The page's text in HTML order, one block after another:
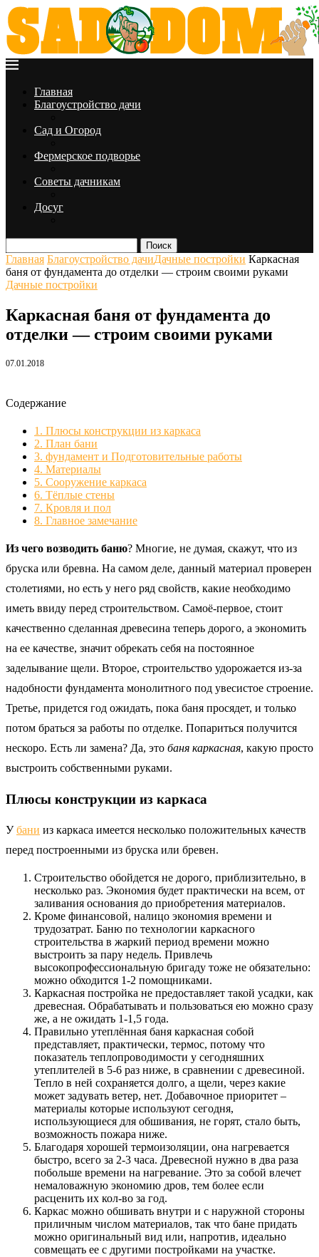
Главная
Благоустройство дачи
Сад и Огород
Фермерское подворье
Советы дачникам
Досуг
Поиск
Главная Благоустройство дачиДачные постройки Каркасная
баня от фундамента до отделки — строим своими руками
Дачные постройки
Каркасная баня от фундамента до
отделки — строим своими руками
07.01.2018
Содержание
1. Плюсы конструкции из каркаса
2. План бани
3. фундамент и Подготовительные работы
4. Материалы
5. Сооружение каркаса
6. Тёплые стены
7. Кровля и пол
8. Главное замечание
Из чего возводить баню? Многие, не думая, скажут, что из
бруска или бревна. На самом деле, данный материал проверен
столетиями, но есть у него ряд свойств, какие необходимо
иметь ввиду перед строительством. Самоё-первое, стоит
качественно сделанная древесина теперь дорого, а экономить
на ее качестве, значит обрекать себя на постоянное
заделывание щели. Второе, строительство удорожается из-за
надобности фундамента монолитного под увесистое строение.
Третье, придется год ожидать, пока баня просядет, и только
потом браться за работы по отделке. Попариться получится
нескоро. Есть ли замена? Да, это баня каркасная, какую просто
выстроить собственными руками.
Плюсы конструкции из каркаса
Убани из каркаса имеется несколько положительных качеств
перед построенными из бруска или бревен.
Строительство обойдется не дорого, приблизительно, в
несколько раз. Экономия будет практически на всем, от
заливания основания до приобретения материалов.
Кроме финансовой, налицо экономия времени и
трудозатрат. Баню по технологии каркасного
строительства в жаркий период времени можно
выстроить за пару недель. Привлечь
высокопрофессиональную бригаду тоже не обязательно:
можно обходится 1-2 помощниками.
Каркасная постройка не предоставляет такой усадки, как
древесная. Обрабатывать и пользоваться ею можно сразу
же, а не ожидать 1-1,5 года.
Правильно утеплённая баня каркасная собой
представляет, практически, термос, потому что
показатель теплопроводимости у сегодняшних
утеплителей в 5-6 раз ниже, в сравнении с древесиной.
Тепло в ней сохраняется долго, а щели, через какие
может задувать ветер, нет. Добавочное приоритет –
материалы которые используют сегодня,
использующиеся для обшивания, не горят, стало быть,
возможность пожара ниже.
Благодаря хорошей термоизоляции, она нагревается
быстро, всего за 2-3 часа. Древесной нужно в два раза
побольше времени на нагревание. Это за собой влечет
немаловажную экономию дров, тем более если
расценить их кол-во за год.
Каркас можно обшивать внутри и с наружной стороны
приличным числом материалов, так что бане придать
можно оригинальный вид или, напротив, идеально
совмещать ее с другими постройками на участке.